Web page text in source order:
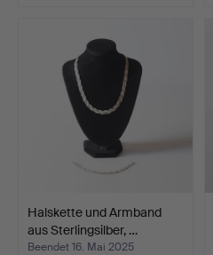
Halskette und Armband
aus Sterlingsilber, …
Beendet 16. Mai 2025